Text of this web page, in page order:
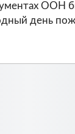
ООН
день